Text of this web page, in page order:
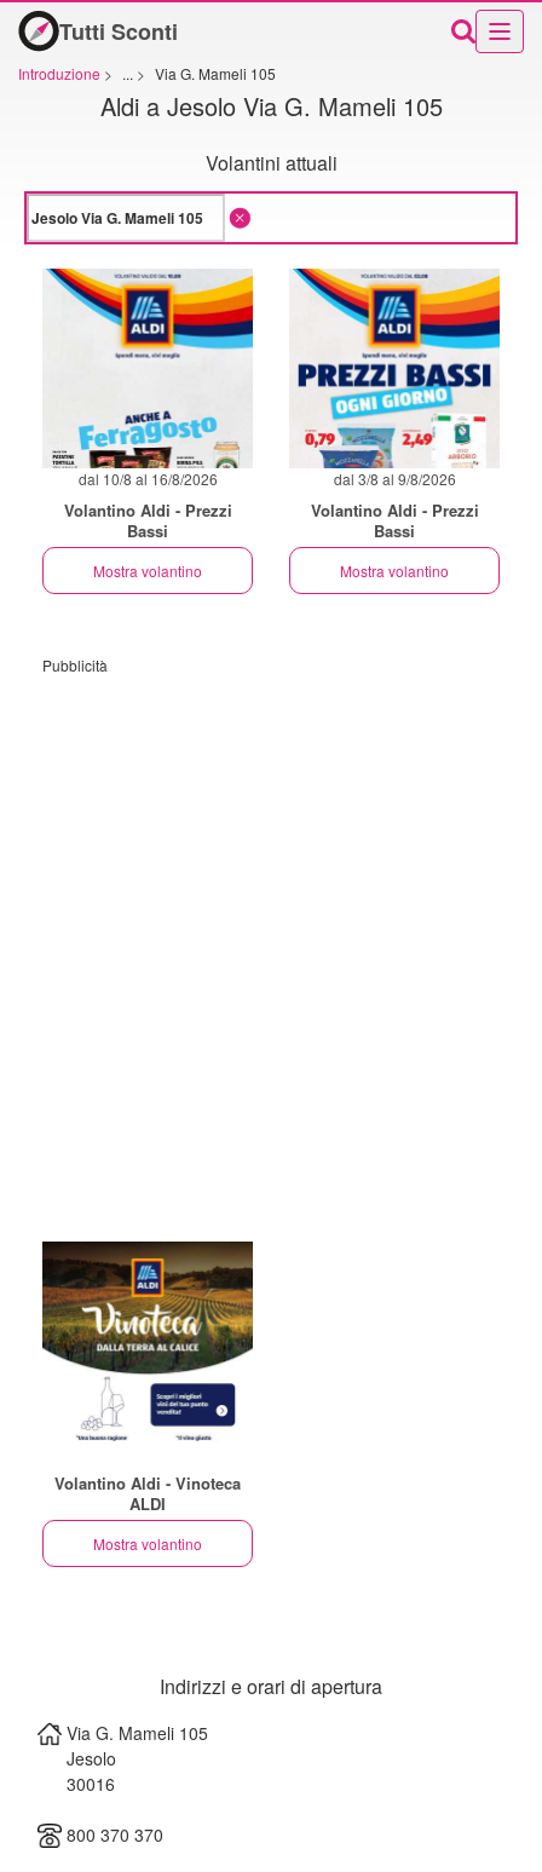
Tutti Sconti
Introduzione > ... > Via G. Mameli 105
Aldi a Jesolo Via G. Mameli 105
Volantini attuali
dal 10/8 al 16/8/2026
Volantino Aldi - Prezzi
Bassi
Mostra volantino
dal 3/8 al 9/8/2026
Volantino Aldi - Prezzi
Bassi
Mostra volantino
Pubblicità
Volantino Aldi - Vinoteca
ALDI
Mostra volantino
Indirizzi e orari di apertura
Via G. Mameli 105
Jesolo
30016
800 370 370